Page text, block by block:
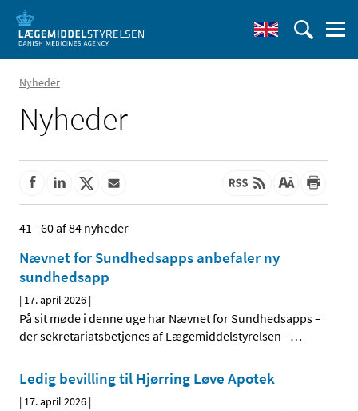
Nyheder
Nyheder
41 - 60 af 84 nyheder
Nævnet for Sundhedsapps anbefaler ny
sundhedsapp
| 17. april 2026 |
På sit møde i denne uge har Nævnet for Sundhedsapps –
der sekretariatsbetjenes af Lægemiddelstyrelsen –…
Ledig bevilling til Hjørring Løve Apotek
| 17. april 2026 |